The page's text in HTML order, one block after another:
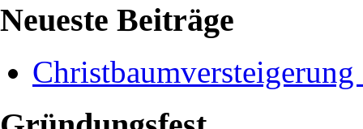
Neueste Beiträge
Christbaumversteigerung